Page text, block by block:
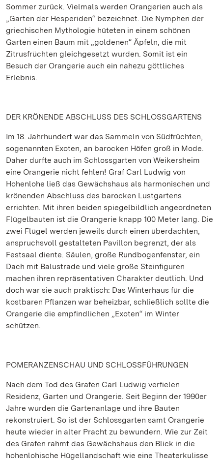
Sommer zurück. Vielmals werden Orangerien auch als
„Garten der Hesperiden“ bezeichnet. Die Nymphen der
griechischen Mythologie hüteten in einem schönen
Garten einen Baum mit „goldenen“ Äpfeln, die mit
Zitrusfrüchten gleichgesetzt wurden. Somit ist ein
Besuch der Orangerie auch ein nahezu göttliches
Erlebnis.
DER KRÖNENDE ABSCHLUSS DES SCHLOSSGARTENS
Im 18. Jahrhundert war das Sammeln von Südfrüchten,
sogenannten Exoten, an barocken Höfen groß in Mode.
Daher durfte auch im Schlossgarten von Weikersheim
eine Orangerie nicht fehlen! Graf Carl Ludwig von
Hohenlohe ließ das Gewächshaus als harmonischen und
krönenden Abschluss des barocken Lustgartens
errichten. Mit ihren beiden spiegelbildlich angeordneten
Flügelbauten ist die Orangerie knapp 100 Meter lang. Die
zwei Flügel werden jeweils durch einen überdachten,
anspruchsvoll gestalteten Pavillon begrenzt, der als
Festsaal diente. Säulen, große Rundbogenfenster, ein
Dach mit Balustrade und viele große Steinfiguren
machen ihren repräsentativen Charakter deutlich. Und
doch war sie auch praktisch: Das Winterhaus für die
kostbaren Pflanzen war beheizbar, schließlich sollte die
Orangerie die empfindlichen „Exoten“ im Winter
schützen.
POMERANZENSCHAU UND SCHLOSSFÜHRUNGEN
Nach dem Tod des Grafen Carl Ludwig verfielen
Residenz, Garten und Orangerie. Seit Beginn der 1990er
Jahre wurden die Gartenanlage und ihre Bauten
rekonstruiert. So ist der Schlossgarten samt Orangerie
heute wieder in alter Pracht zu bewundern. Wie zur Zeit
des Grafen rahmt das Gewächshaus den Blick in die
hohenlohische Hügellandschaft wie eine Theaterkulisse